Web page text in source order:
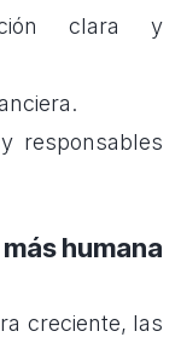
clara y
responsables
humana
creciente, las